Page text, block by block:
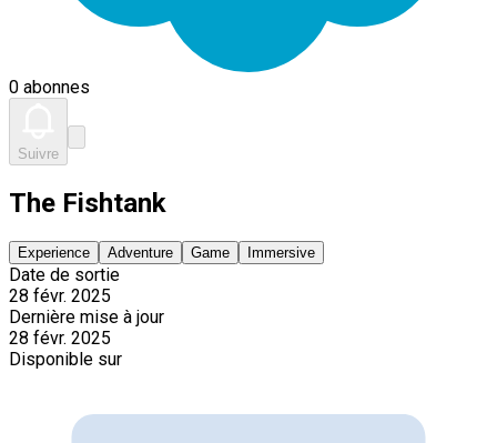
0 abonnes
Suivre
The Fishtank
Experience Adventure Game Immersive
Date de sortie
28 févr. 2025
Dernière mise à jour
28 févr. 2025
Disponible sur